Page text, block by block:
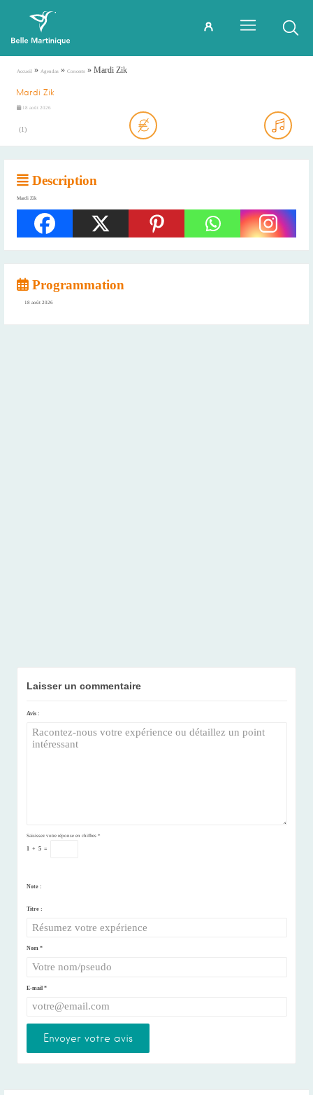
Accueil » Agendas » Concerts » Mardi Zik
Mardi Zik
18 août 2026
(1)
Description
Mardi Zik
Programmation
18 août 2026
Laisser un commentaire
Avis :
Nom *
E-mail *
Saisissez votre réponse en chiffres*
1 + 5 =
Note :
Titre :